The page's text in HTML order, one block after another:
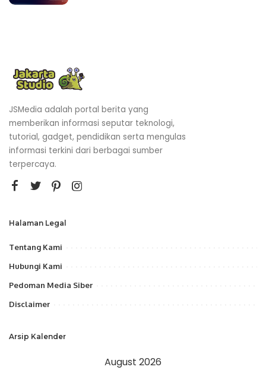
JSMedia adalah portal berita yang
memberikan informasi seputar teknologi,
tutorial, gadget, pendidikan serta mengulas
informasi terkini dari berbagai sumber
terpercaya.
Halaman Legal
Tentang Kami
Hubungi Kami
Pedoman Media Siber
Disclaimer
Arsip Kalender
August 2026